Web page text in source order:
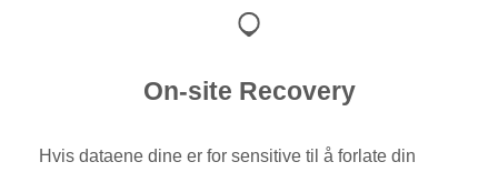
On-site Recovery
Hvis dataene dine er for sensitive til å forlate din